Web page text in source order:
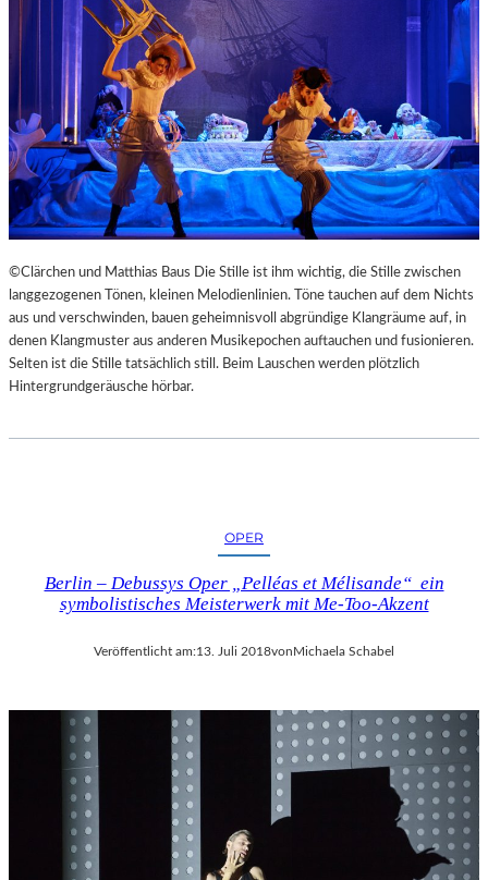
©Clärchen und Matthias Baus Die Stille ist ihm wichtig, die Stille zwischen
langgezogenen Tönen, kleinen Melodienlinien. Töne tauchen auf dem Nichts
aus und verschwinden, bauen geheimnisvoll abgründige Klangräume auf, in
denen Klangmuster aus anderen Musikepochen auftauchen und fusionieren.
Selten ist die Stille tatsächlich still. Beim Lauschen werden plötzlich
Hintergrundgeräusche hörbar.
OPER
Berlin – Debussys Oper „Pelléas et Mélisande“ ein
symbolistisches Meisterwerk mit Me-Too-Akzent
Veröffentlicht am:13. Juli 2018vonMichaela Schabel